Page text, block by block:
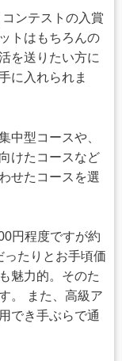
ンテストの入賞
トはもちろんの
を送りたい方に
に入れられま
中型コースや、
けたコースなど
せたコースを選
円程度ですが約
たりとお手頃価
魅力的。そのた
。 また、高級ア
でき手ぶらで通